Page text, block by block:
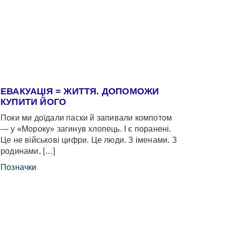
ЕВАКУАЦІЯ = ЖИТТЯ. ДОПОМОЖИ
КУПИТИ ЙОГО
Поки ми доїдали паски й запивали компотом
— у «Мороку» загинув хлопець. І є поранені.
Це не військові цифри. Це люди. З іменами. З
родинами, […]
Позначки